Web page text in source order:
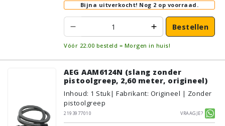
Bijna uitverkocht! Nog 2 op voorraad.
Bestellen
Vóór 22:00 besteld = Morgen in huis!
AEG AAM6124N (slang zonder
pistoolgreep, 2,60 meter, origineel)
Inhoud: 1 Stuk| Fabrikant: Origineel | Zonder
pistoolgreep
2193977010
Vraagje?